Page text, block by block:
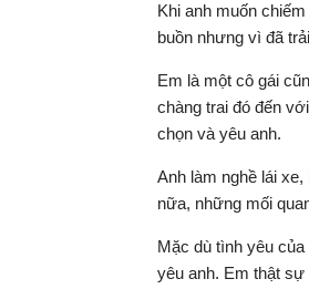
Khi anh muốn
buồn nhưng vì đã
Em là một cô gái
chàng trai đó đến
chọn và yêu anh.
Anh làm nghề lái
nữa, những mối
Mặc dù tình yêu
yêu anh. Em thật